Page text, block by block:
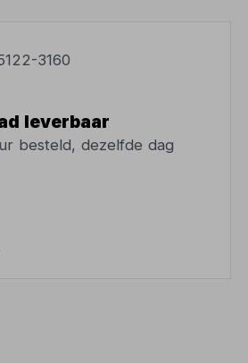
3160
leverbaar
besteld, dezelfde dag